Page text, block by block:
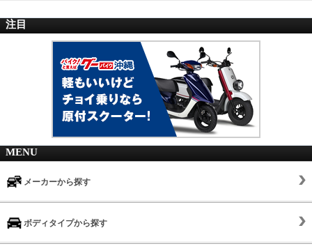
注目
MENU
メーカーから探す
ボディタイプから探す